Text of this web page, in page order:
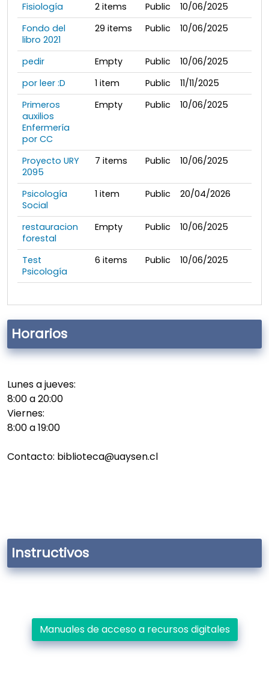
Horarios
Lunes a jueves:
8:00 a 20:00
Viernes:
8:00 a 19:00
Contacto: biblioteca@uaysen.cl
Instructivos
Manuales de acceso a recursos digitales
Fisiología
2 items Public
10/06/2025
Fondo del
libro 2021
29 items Public 10/06/2025
pedir Empty Public
10/06/2025
por leer :D
1 item Public
11/11/2025
Primeros
auxilios
Enfermería
por CC
Empty Public 10/06/2025
Proyecto URY
2095
7 items Public 10/06/2025
Psicología
Social
1 item Public 20/04/2026
restauracion
forestal
Empty Public 10/06/2025
Test
Psicología
6 items Public 10/06/2025